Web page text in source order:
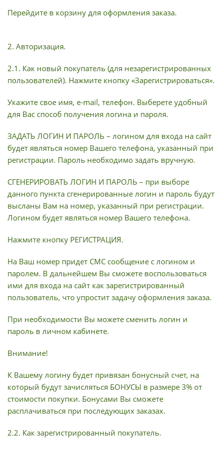
Перейдите в корзину для оформления заказа.
2. Авторизация.
2.1. Как новый покупатель (для незарегистрированных
пользователей). Нажмите кнопку «Зарегистрироваться».
Укажите свое имя, e-mail, телефон. Выберете удобный
для Вас способ получения логина и пароля.
ЗАДАТЬ ЛОГИН И ПАРОЛЬ – логином для входа на сайт
будет являться номер Вашего телефона, указанный при
регистрации. Пароль необходимо задать вручную.
СГЕНЕРИРОВАТЬ ЛОГИН И ПАРОЛЬ – при выборе
данного пункта сгенерированные логин и пароль будут
высланы Вам на номер, указанный при регистрации.
Логином будет являться номер Вашего телефона.
Нажмите кнопку РЕГИСТРАЦИЯ.
На Ваш номер придет СМС сообщение с логином и
паролем. В дальнейшем Вы сможете воспользоваться
ими для входа на сайт как зарегистрированный
пользователь, что упростит задачу оформления заказа.
При необходимости Вы можете сменить логин и
пароль в личном кабинете.
Внимание!
К Вашему логину будет привязан бонусный счет, на
который будут зачисляться БОНУСЫ в размере 3% от
стоимости покупки. Бонусами Вы сможете
расплачиваться при последующих заказах.
2.2. Как зарегистрированный покупатель.